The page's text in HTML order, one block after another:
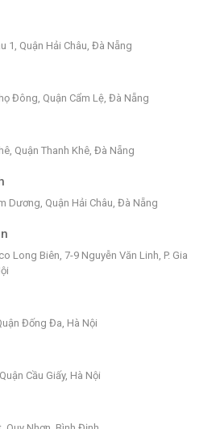
1, Quận Hải Châu, Đà Nẵng
Đông, Quận Cẩm Lệ, Đà Nẵng
Quận Thanh Khê, Đà Nẵng
Dương, Quận Hải Châu, Đà Nẵng
Long Biên, 7-9 Nguyễn Văn Linh, P. Gia
Đống Đa, Hà Nội
Cầu Giấy, Hà Nội